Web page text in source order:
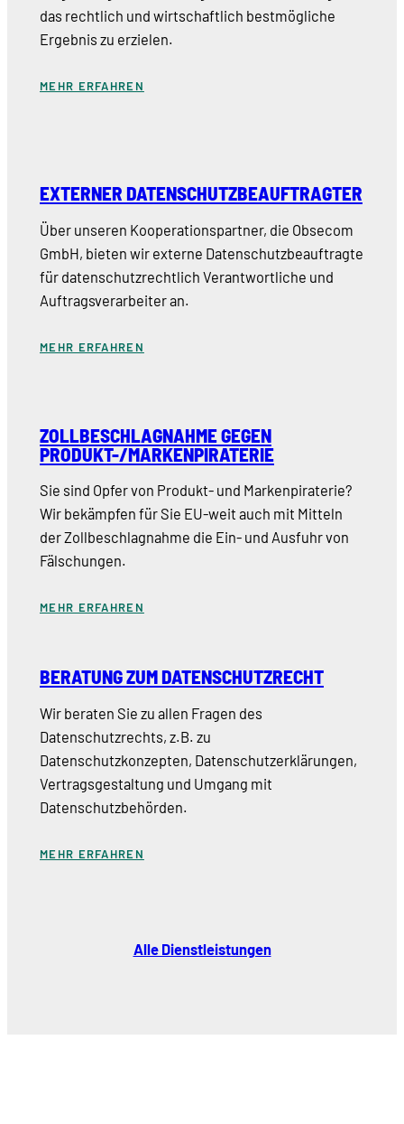
das rechtlich und wirtschaftlich bestmögliche
Ergebnis zu erzielen.
MEHR ERFAHREN
EXTERNER DATENSCHUTZBEAUFTRAGTER
Über unseren Kooperationspartner, die Obsecom
GmbH, bieten wir externe Datenschutzbeauftragte
für datenschutzrechtlich Verantwortliche und
Auftragsverarbeiter an.
MEHR ERFAHREN
ZOLLBESCHLAGNAHME GEGEN
PRODUKT-/MARKENPIRATERIE
Sie sind Opfer von Produkt- und Markenpiraterie?
Wir bekämpfen für Sie EU-weit auch mit Mitteln
der Zollbeschlagnahme die Ein- und Ausfuhr von
Fälschungen.
MEHR ERFAHREN
BERATUNG ZUM DATENSCHUTZRECHT
Wir beraten Sie zu allen Fragen des
Datenschutzrechts, z.B. zu
Datenschutzkonzepten, Datenschutzerklärungen,
Vertragsgestaltung und Umgang mit
Datenschutzbehörden.
MEHR ERFAHREN
Alle Dienstleistungen